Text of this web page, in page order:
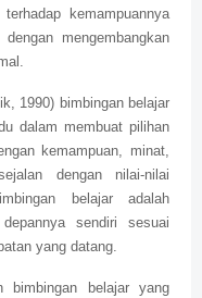
kemampuannya
mengembangkan
1990) bimbingan belajar
dalam membuat pilihan
kemampuan, minat,
dengan nilai-nilai
belajar adalah
sendiri sesuai
yang datang.
bimbingan belajar yang